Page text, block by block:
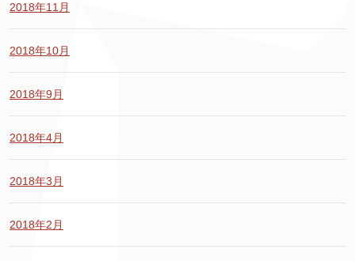
2018年11月
2018年10月
2018年9月
2018年4月
2018年3月
2018年2月